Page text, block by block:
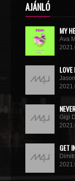
AJÁNLÓ
MY
Ava
Gigi
GET